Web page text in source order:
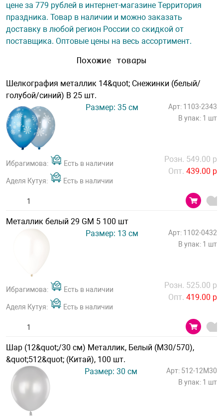
цене за 779 рублей в интернет-магазине Территория
праздника. Товар в наличии и можно заказать
доставку в любой регион России со скидкой от
поставщика. Оптовые цены на весь ассортимент.
Похожие товары
Шелкография металлик 14&quot; Снежинки (белый/
голубой/синий) В 25 шт.
Размер: 35 см
Арт: 1103-2343
В упак: 1 шт
Ибрагимова: Есть в наличии
Аделя Кутуя: Есть в наличии
Розн. 549.00 р
Опт. 439.00 р
Металлик белый 29 GM 5 100 шт
Размер: 13 см
Арт: 1102-0432
В упак: 1 шт
Ибрагимова: Есть в наличии
Аделя Кутуя: Есть в наличии
Розн. 525.00 р
Опт. 419.00 р
Шар (12&quot;/30 см) Металлик, Белый (M30/570),
&quot;512&quot; (Китай), 100 шт.
Размер: 30 см
Арт: 512-12M30
В упак: 1 шт